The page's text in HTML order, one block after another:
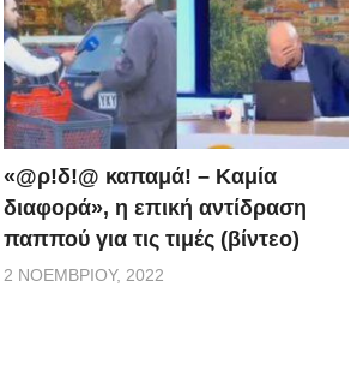
«@ρ!δ!@ καπαμά! – Καμία
διαφορά», η επική αντίδραση
παππού για τις τιμές (βίντεο)
2 ΝΟΕΜΒΡΊΟΥ, 2022